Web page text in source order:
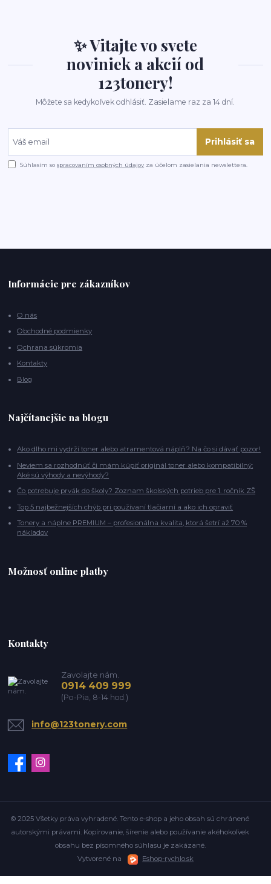
✨ Vitajte vo svete
noviniek a akcií od
123tonery!
Môžete sa kedykoľvek odhlásiť. Zasielame raz za 14 dní.
Prihlásiť sa
Súhlasím sospracovaním osobných údajov za účelom zasielania newslettera.
Informácie pre zákazníkov
O nás
Obchodné podmienky
Ochrana súkromia
Kontakty
Blog
Najčítanejšie na blogu
Ako dlho mi vydrží toner alebo atramentová náplň? Na čo si dávať pozor!
Neviem sa rozhodnúť či mám kúpiť originál toner alebo kompatibilný:
Aké sú výhody a nevýhody?
Čo potrebuje prvák do školy? Zoznam školských potrieb pre 1. ročník ZŠ
Top 5 najbežnejších chýb pri používaní tlačiarní a ako ich opraviť
Tonery a náplne PREMIUM – profesionálna kvalita, ktorá šetrí až 70 %
nákladov
Možnosť online platby
Kontakty
Zavolajte nám.
0914 409 999
(Po-Pia, 8-14 hod.)
info@123tonery.com
© 2025 Všetky práva vyhradené. Tento e-shop a jeho obsah sú chránené
autorskými právami. Kopírovanie, šírenie alebo používanie akéhokoľvek
obsahu bez písomného súhlasu je zakázané.
Vytvorené na
Eshop-rychlo.sk